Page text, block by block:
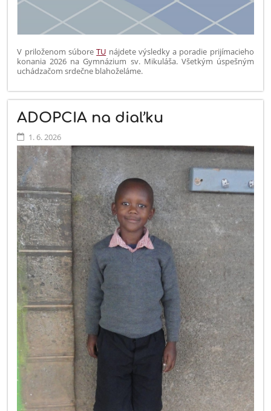
V priloženom súboreTU nájdete výsledky a poradie prijímacieho
konania 2026 na Gymnázium sv. Mikuláša. Všetkým úspešným
uchádzačom srdečne blahoželáme.
ADOPCIA na diaľku
1. 6. 2026